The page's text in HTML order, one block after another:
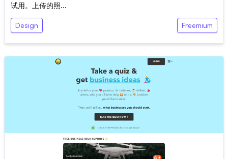
试用。上传的照...
Design Freemium